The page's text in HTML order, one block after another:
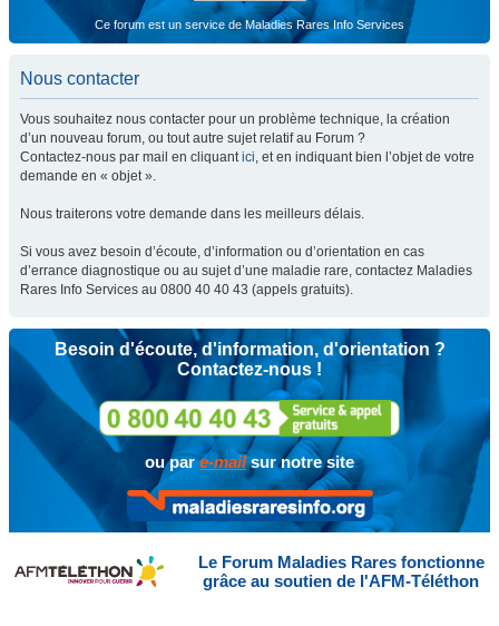
Ce forum est un service de Maladies Rares Info Services
Nous contacter
Vous souhaitez nous contacter pour un problème technique, la création
d’un nouveau forum, ou tout autre sujet relatif au Forum ?
Contactez-nous par mail en cliquantici, et en indiquant bien l’objet de votre
demande en « objet ».
Nous traiterons votre demande dans les meilleurs délais.
Si vous avez besoin d’écoute, d’information ou d’orientation en cas
d’errance diagnostique ou au sujet d’une maladie rare, contactez Maladies
Rares Info Services au 0800 40 40 43 (appels gratuits).
Besoin d'écoute, d'information, d'orientation ?
Contactez-nous !
ou pare-mailsur notre site
Le Forum Maladies Rares fonctionne
grâce au soutien de l'AFM-Téléthon